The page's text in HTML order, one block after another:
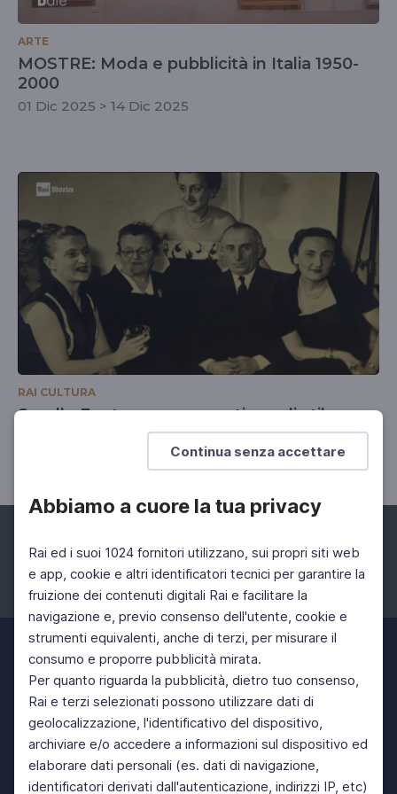
Continua senza accettare
Abbiamo a cuore la tua privacy
Rai ed i suoi 1024 fornitori utilizzano, sui propri siti web
e app, cookie e altri identificatori tecnici per garantire la
fruizione dei contenuti digitali Rai e facilitare la
navigazione e, previo consenso dell'utente, cookie e
strumenti equivalenti, anche di terzi, per misurare il
consumo e proporre pubblicità mirata.
Per quanto riguarda la pubblicità, dietro tuo consenso,
Rai e terzi selezionati possono utilizzare dati di
geolocalizzazione, l'identificativo del dispositivo,
archiviare e/o accedere a informazioni sul dispositivo ed
elaborare dati personali (es. dati di navigazione,
identificatori derivati dall'autenticazione, indirizzi IP, etc)
ARTE
MOSTRE: Moda e pubblicità in Italia 1950-
2000
01 Dic 2025 > 14 Dic 2025
RAI CULTURA
Sorelle Fontana: una questione di stile
Facebook Instagram Twitter